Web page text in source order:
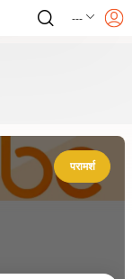
---
परामर्श